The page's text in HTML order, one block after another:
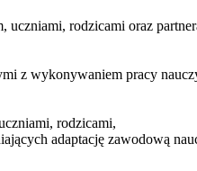
uczniami, rodzicami oraz
z wykonywaniem pracy
rodzicami,
adaptację zawodową